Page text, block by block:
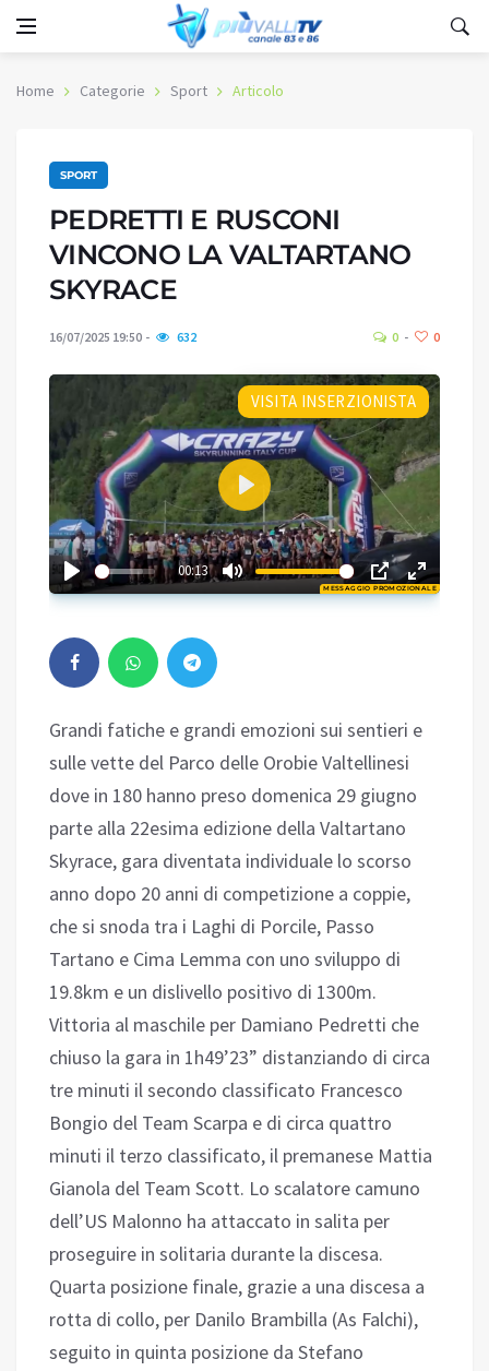
Home Categorie Sport Articolo
SPORT
PEDRETTI E RUSCONI
VINCONO LA VALTARTANO
SKYRACE
16/07/2025 19:50 632 0 0
MESSAGGIO PROMOZIONALE
VISITA INSERZIONISTA
00:13
Play
02:32
Grandi fatiche e grandi emozioni sui sentieri e
sulle vette del Parco delle Orobie Valtellinesi
dove in 180 hanno preso domenica 29 giugno
parte alla 22esima edizione della Valtartano
Skyrace, gara diventata individuale lo scorso
anno dopo 20 anni di competizione a coppie,
che si snoda tra i Laghi di Porcile, Passo
Tartano e Cima Lemma con uno sviluppo di
19.8km e un dislivello positivo di 1300m.
Vittoria al maschile per Damiano Pedretti che
chiuso la gara in 1h49’23” distanziando di circa
tre minuti il secondo classificato Francesco
Bongio del Team Scarpa e di circa quattro
minuti il terzo classificato, il premanese Mattia
Gianola del Team Scott. Lo scalatore camuno
dell’US Malonno ha attaccato in salita per
proseguire in solitaria durante la discesa.
Quarta posizione finale, grazie a una discesa a
rotta di collo, per Danilo Brambilla (As Falchi),
seguito in quinta posizione da Stefano